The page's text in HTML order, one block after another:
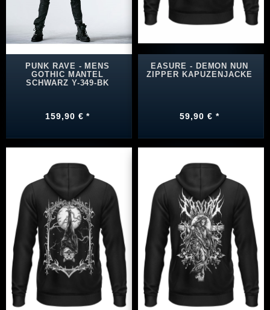
PUNK RAVE - MENS
GOTHIC MANTEL
SCHWARZ Y-349-BK
159,90 € *
EASURE - DEMON NUN
ZIPPER KAPUZENJACKE
59,90 € *